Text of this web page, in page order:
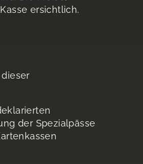
ersichtlich.
der Spezialpässe